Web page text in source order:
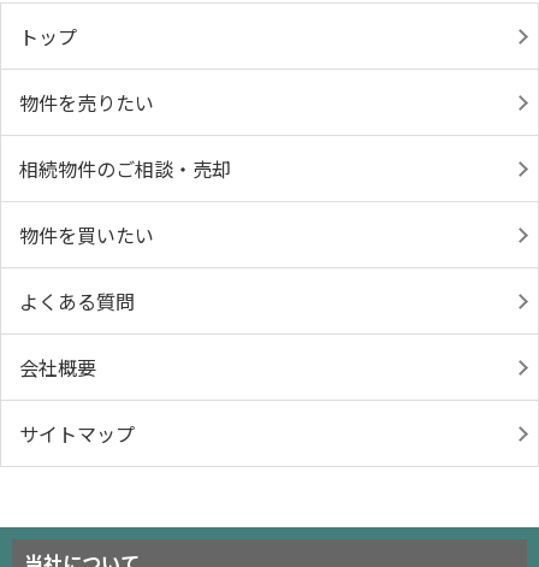
トップ
物件を売りたい
相続物件のご相談・売却
物件を買いたい
よくある質問
会社概要
サイトマップ